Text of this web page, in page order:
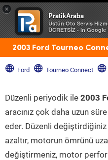
×
PratikAraba
Üstün Oto Servis
ÜCRETSİZ - In Google
2003 Ford Tourneo
Ford Tourneo Connect
Düzenli periyodik ile 2003
aracınız çok daha uzun
eder. Düzenli
azaltır, motorun ömrünü
değiştirmeniz, motor